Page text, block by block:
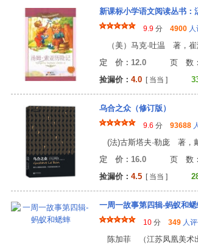
新课标小学语文阅读丛书：
9.9 分 4900
（美）马克·吐温 著，
定 价：12.0 页
捡漏价： 4.0 [ 当当 ]
乌合之众（修订版）
9.6 分 93688
(法)古斯塔夫·勒庞 著，
定 价：16.0 页
捡漏价： 4.5 [ 当当 ]
一周一故事第四辑-蚂蚁和
10 分 349 人
陈加菲 （江苏凤凰美术